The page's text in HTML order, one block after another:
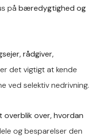
på bæredygtighed og
rådgiver,
det vigtigt at kende
ved selektiv nedrivning.
overblik over, hvordan
og besparelser den